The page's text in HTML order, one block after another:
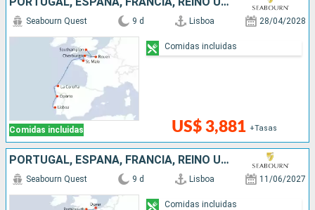
Comidas incluidas
Seabourn Quest 9 d Lisboa 28/04/2028
US$ 3,881 +Tasas
Comidas incluidas
PORTUGAL, ESPAÑA, FRANCIA, REINO UNIDO
Seabourn Quest 9 d Lisboa 11/06/2027
Comidas incluidas